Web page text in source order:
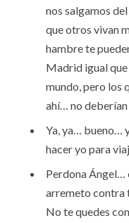
nos salgamos
que otros vivan
hambre te
Madrid igual
mundo, pero los
ahí… no
Ya, ya… bueno…
hacer yo para
Perdona Ángel…
arremeto contra
No te quedes